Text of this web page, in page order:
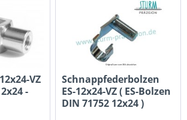
VZ
-
Schnappfederbolzen
ES-12x24-VZ ( ES-Bolzen
DIN 71752 12x24 )